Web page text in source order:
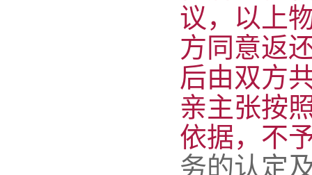
议，以上
方同意返
后由双方
亲主张按
依据，不
务的认定